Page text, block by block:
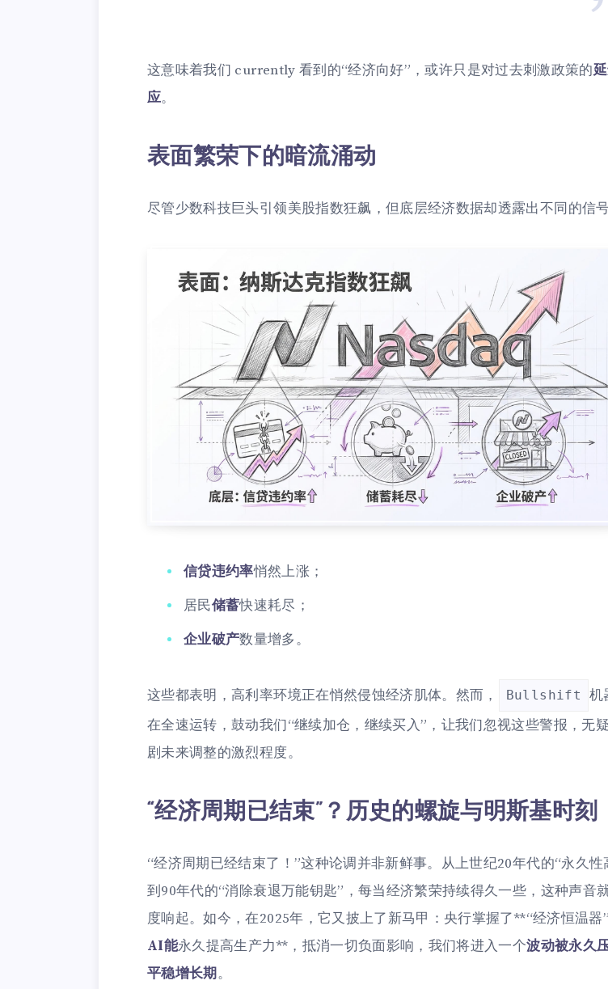
这意味着我们 currently 看到的“经济向好”，或许只是对过去刺激政策的
应。
表面繁荣下的暗流涌动
尽管少数科技巨头引领美股指数狂飙，但底层经济数据却透露出不同的信号
信贷违约率悄然上涨；
居民储蓄快速耗尽；
企业破产数量增多。
这些都表明，高利率环境正在悄然侵蚀经济肌体。然而， Bullshift
机
在全速运转，鼓动我们“继续加仓，继续买入”，让我们忽视这些警报，无
剧未来调整的激烈程度。
“经济周期已结束”？历史的螺旋与明斯基时刻
“经济周期已经结束了！”这种论调并非新鲜事。从上世纪20年代的“永久性
到90年代的“消除衰退万能钥匙”，每当经济繁荣持续得久一些，这种声音
度响起。如今，在2025年，它又披上了新马甲：央行掌握了**“经济恒温器”
AI能永久提高生产力**，抵消一切负面影响，我们将进入一个波动被永久
平稳增长期。